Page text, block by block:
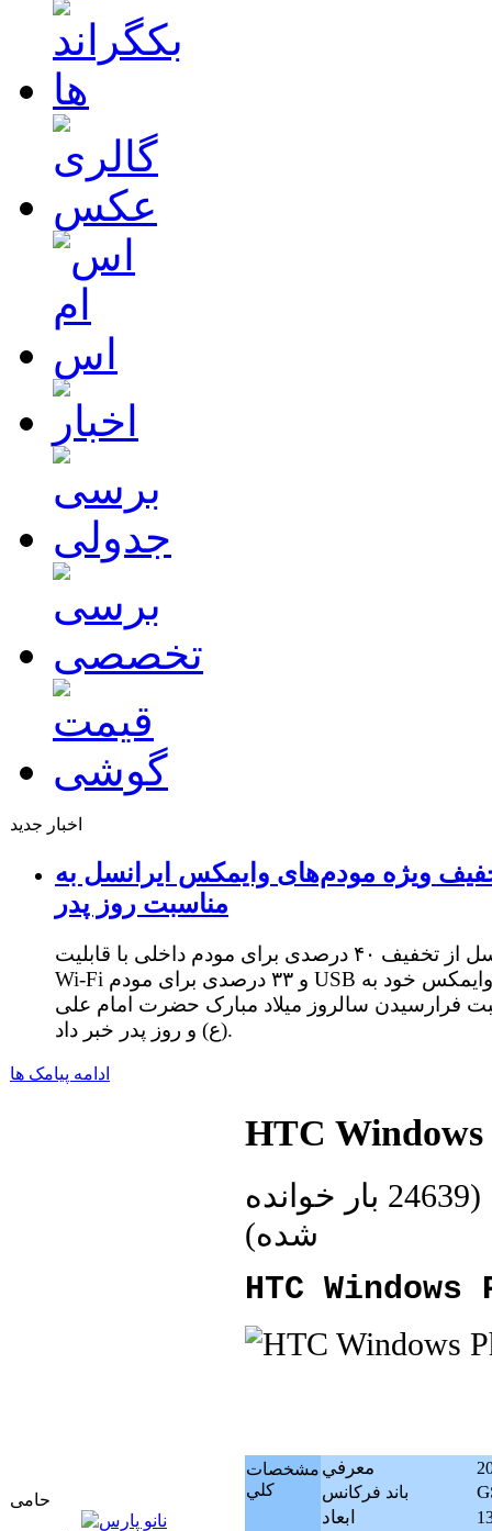
اخبار جدید
ویژه مودم‌های وایمکس ایرانسل به
مناسبت روز پدر
ایرانسل از تخفیف ۴۰ درصدی برای مودم داخلی با قابلیت
Wi-Fi و ۳۳ درصدی برای مودم USB وایمکس خود به
فرارسیدن سالروز میلاد مبارک حضرت امام علی
(ع) و روز پدر خبر داد.
ادامه پیامک ها
حامی
HTC Windows
(
24639 بار خوانده
شده)
HTC Windows
مشخصات
كلي
معرفي
باند فرکانس
ابعاد